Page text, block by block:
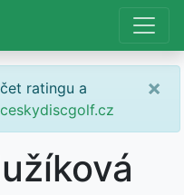
ratingu a
ceskydiscgolf.cz
×